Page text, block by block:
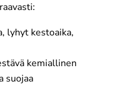
lyhyt kestoaika,
kemiallinen
suojaa